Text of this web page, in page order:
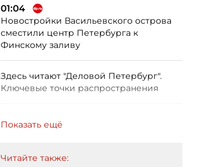
01:04
Новостройки Васильевского острова
сместили центр Петербурга к
Финскому заливу
Здесь читают "Деловой Петербург".
Ключевые точки распространения
Показать ещё
Читайте также: